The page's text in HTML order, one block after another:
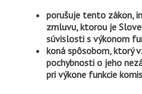
porušuje tento zákon,
zmluvu, ktorou je
súvislosti s výkonom
koná spôsobom, ktorý
pochybnosti o jeho
pri výkone funkcie